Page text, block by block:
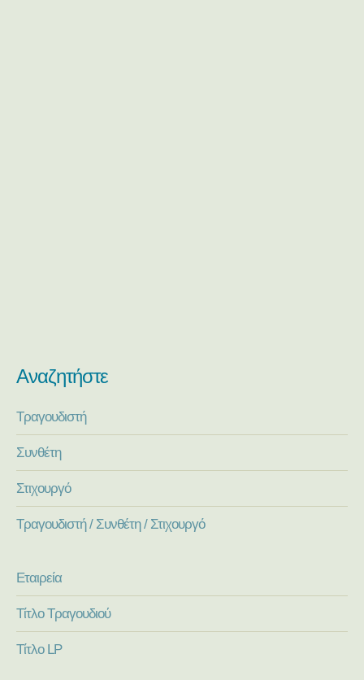
Αναζητήστε
Τραγουδιστή
Συνθέτη
Στιχουργό
Τραγουδιστή / Συνθέτη / Στιχουργό
Εταιρεία
Τίτλο Τραγουδιού
Τίτλο LP